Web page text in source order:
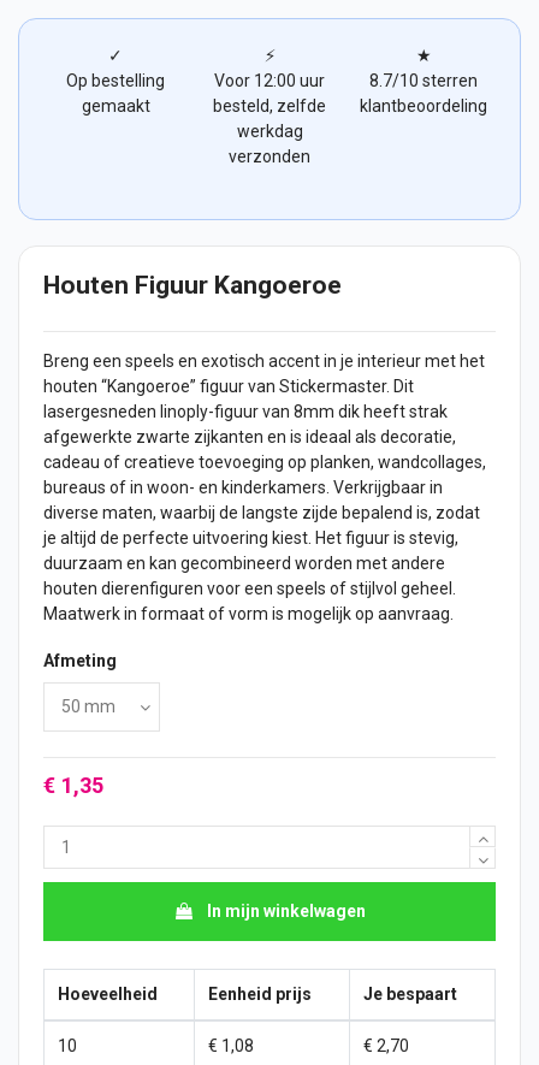
✓
Op bestelling
gemaakt
⚡
Voor 12:00 uur
besteld, zelfde
werkdag
verzonden
★
8.7/10 sterren
klantbeoordeling
Houten Figuur Kangoeroe
Breng een speels en exotisch accent in je interieur met het
houten “Kangoeroe” figuurvan Stickermaster. Dit
lasergesneden linoply-figuur van 8mm dik heeft strak
afgewerkte zwarte zijkanten en is ideaal als decoratie,
cadeau of creatieve toevoeging op planken, wandcollages,
bureaus of in woon- en kinderkamers. Verkrijgbaar in
diverse maten, waarbij de langste zijde bepalend is, zodat
je altijd de perfecte uitvoering kiest. Het figuur is stevig,
duurzaam en kan gecombineerd worden met andere
houten dierenfiguren voor een speels of stijlvol geheel.
Maatwerk in formaat of vorm is mogelijk op aanvraag.
Afmeting
€ 1,35
In mijn winkelwagen
Hoeveelheid Eenheid prijs Je bespaart
10 € 1,08 € 2,70